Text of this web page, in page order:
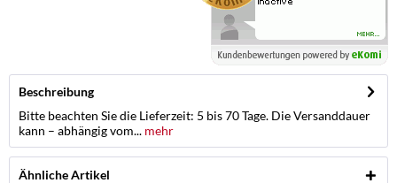
Beschreibung
Bitte beachten Sie die Lieferzeit: 5 bis 70 Tage. Die Versanddauer
kann – abhängig vom... mehr
Ähnliche Artikel